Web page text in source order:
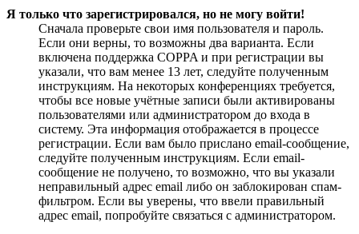
Я только что зарегистрировался, но не могу войти!
Сначала проверьте свои имя пользователя и пароль.
Если они верны, то возможны два варианта. Если
включена поддержка COPPA и при регистрации вы
указали, что вам менее 13 лет, следуйте полученным
инструкциям. На некоторых конференциях требуется,
чтобы все новые учётные записи были активированы
пользователями или администратором до входа в
систему. Эта информация отображается в процессе
регистрации. Если вам было прислано email-сообщение,
следуйте полученным инструкциям. Если email-
сообщение не получено, то возможно, что вы указали
неправильный адрес email либо он заблокирован спам-
фильтром. Если вы уверены, что ввели правильный
адрес email, попробуйте связаться с администратором.